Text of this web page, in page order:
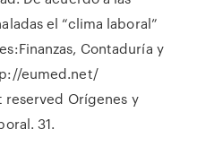
el “clima laboral”
Contaduría y
eumed.net/
Orígenes y
31.